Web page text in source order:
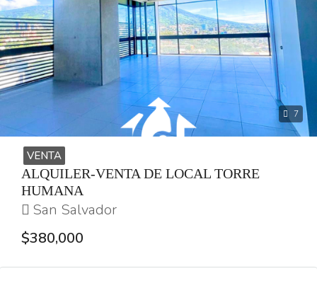
7
VENTA
ALQUILER-VENTA DE LOCAL TORRE
HUMANA
San Salvador
$380,000